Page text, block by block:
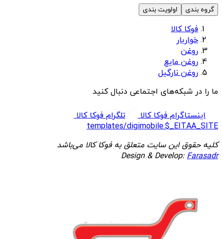
گروه بندی اولویت بندی
فوکا کالا
خواربار
روغن
روغن مایع
روغن نارگیل
ما را در شبکه‌های اجتماعی دنبال کنید
اینستاگرام فوکا کالا
تلگرام فوکا کالا
templates/digimobile.$_EITAA_SITE
کلیه حقوق این سایت متعلق به فوکا کالا می‌باشد
Design & Develop:Farasadr